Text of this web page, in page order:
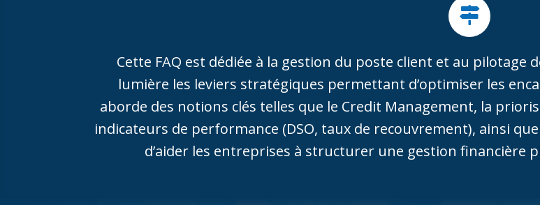
Cette FAQ est dédiée à la gestion du poste client et au
lumière les leviers stratégiques permettant d’optimiser les
aborde des notions clés telles que le Credit Management, la
indicateurs de performance (DSO, taux de recouvrement), ainsi
d’aider les entreprises à structurer une gestion financière